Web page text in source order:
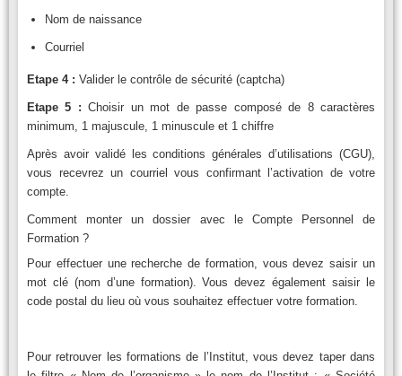
Nom de naissance
Courriel
Etape 4 : Valider le contrôle de sécurité (captcha)
Etape 5 :Choisir un mot de passe composé de 8 caractères
minimum, 1 majuscule, 1 minuscule et 1 chiffre
Après avoir validé les conditions générales d’utilisations (CGU),
vous recevrez un courriel vous confirmant l’activation de votre
compte.
Comment monter un dossier avec le Compte Personnel de
Formation ?
Pour effectuer une recherche de formation, vous devez saisir un
mot clé (nom d’une formation). Vous devez également saisir le
code postal du lieu où vous souhaitez effectuer votre formation.
Pour retrouver les formations de l’Institut, vous devez taper dans